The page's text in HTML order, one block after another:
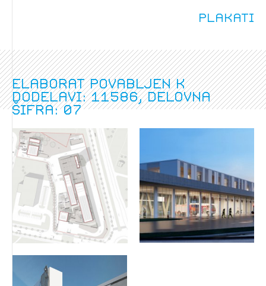
Plakati
Elaborat povabljen k
dodelavi: 11586, delovna
šifra: 07